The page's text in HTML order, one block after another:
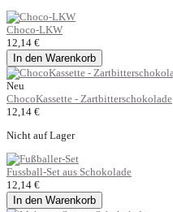
Choco-LKW
12,14 €
In den Warenkorb
Neu
ChocoKassette - Zartbitterschokolade
12,14 €
Nicht auf Lager
Fussball-Set aus Schokolade
12,14 €
In den Warenkorb